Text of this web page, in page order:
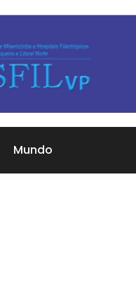
Mundo